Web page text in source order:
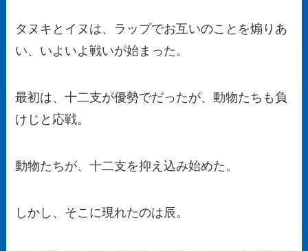
タヌキとイヌは、ラップでお互いのことを煽りあ
い、いよいよ戦いが始まった。
最初は、十二支が優勢でだったが、動物たちも負
けじと応戦。
動物たちが、十二支を抑え込み始めた。
しかし、そこに現れたのは辰。